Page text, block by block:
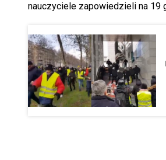
nauczyciele zapowiedzieli na 19